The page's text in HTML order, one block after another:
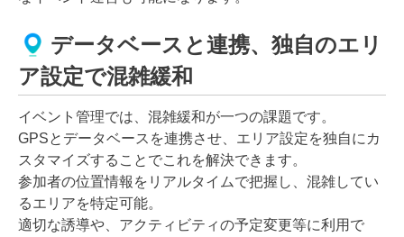
データベースと連携、独自のエリ
ア設定で混雑緩和
イベント管理では、混雑緩和が一つの課題です。
GPSとデータベースを連携させ、エリア設定を独自にカ
スタマイズすることでこれを解決できます。
参加者の位置情報をリアルタイムで把握し、混雑してい
るエリアを特定可能。
適切な誘導や、アクティビティの予定変更等に利用で